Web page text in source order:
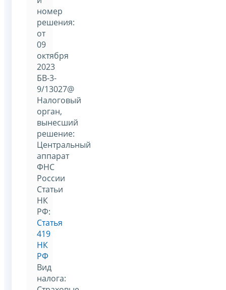
номер
решения:
от
09
октября
2023
БВ-3-
9/13027@
Налоговый
орган,
вынесший
решение:
Центральный
аппарат
ФНС
России
Статьи
НК
РФ:
Статья
419
НК
РФ
Вид
налога: